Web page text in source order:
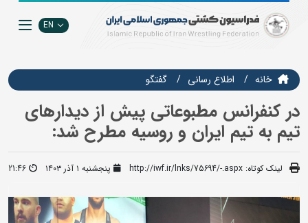
EN
خانه اطلاع رسانی گفتگو
در کنفرانس مطبوعاتی پیش از دیدارهای
تیم به تیم ایران و روسیه مطرح شد:
لینک کوتاه: http://iwf.ir/lnks/75694/-.aspx پنجشنبه ۱ آذر ۱۴۰۳ 21:46